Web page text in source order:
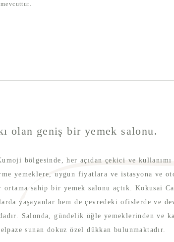
olan geniş bir yemek salonu.
bölgesinde, her açıdan çekici ve
yemeklere, uygun fiyatlara ve istasyona ve
sahip bir yemek salonu açtık. Kokusai
yaşayanlar hem de çevredeki ofislerde ve
Salonda, gündelik öğle yemeklerinden ve
sunan dokuz özel dükkan bulunmaktadır.